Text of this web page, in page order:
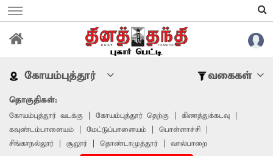
கோயம்புத்தூர் வகைகள்
தொகுதிகள்:
கோயம்புத்தூர் வடக்கு கோயம்புத்தூர் தெற்கு
கிணத்துக்கடவு
கவுண்டம்பாளையம்
மேட்டுப்பாளையம்
பொள்ளாச்சி
சிங்காநல்லூர்
சூலூர் தொண்டாமுத்தூர் வால்பாறை